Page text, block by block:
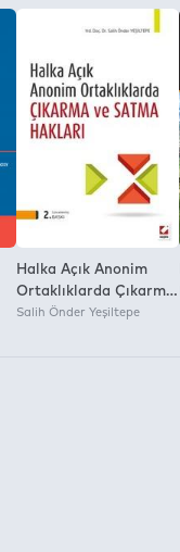
Halka Açık Anonim
Ortaklıklarda Çıkarma
ve Satma Hakları
Salih Önder Yeşiltepe